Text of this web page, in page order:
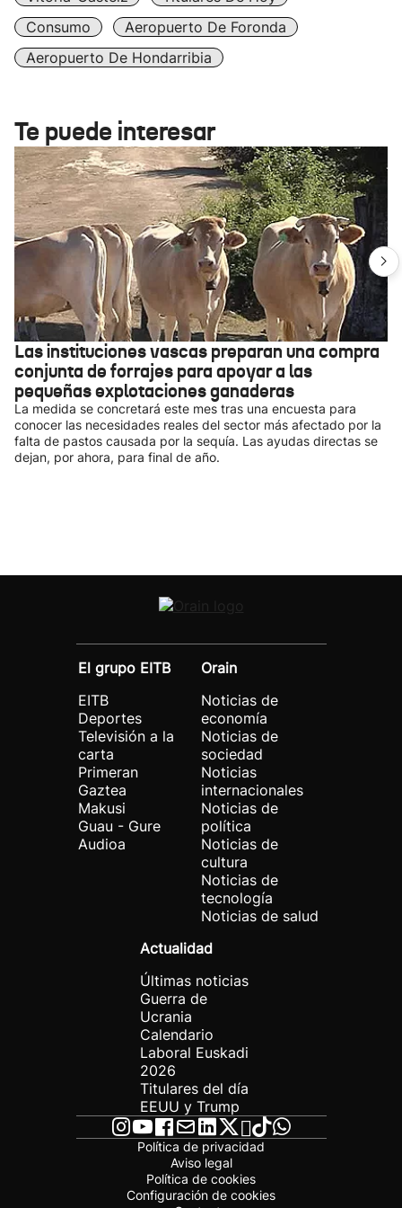
Consumo
Aeropuerto De Foronda
Aeropuerto De Hondarribia
Te puede interesar
Las instituciones vascas preparan una compra
conjunta de forrajes para apoyar a las
pequeñas explotaciones ganaderas
La medida se concretará este mes tras una encuesta para
conocer las necesidades reales del sector más afectado por la
falta de pastos causada por la sequía. Las ayudas directas se
dejan, por ahora, para final de año.
El grupo EITB
EITB
Deportes
Televisión a la
carta
Primeran
Gaztea
Makusi
Guau - Gure
Audioa
Orain
Noticias de
economía
Noticias de
sociedad
Noticias
internacionales
Noticias de
política
Noticias de
cultura
Noticias de
tecnología
Noticias de salud
Actualidad
Últimas noticias
Guerra de
Ucrania
Calendario
Laboral Euskadi
2026
Titulares del día
EEUU y Trump
Política de privacidad
Aviso legal
Política de cookies
Configuración de cookies